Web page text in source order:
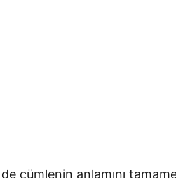
cümlenin anlamını